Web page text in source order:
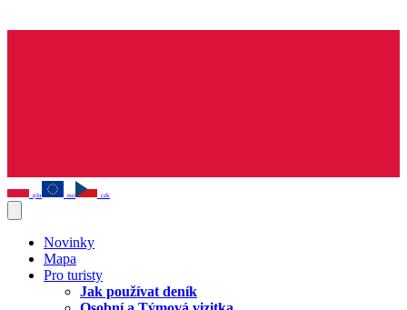
pln eur czk
Novinky
Mapa
Pro turisty
Jak používat deník